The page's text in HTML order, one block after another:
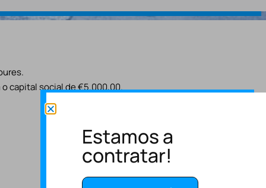
o capital social de €5.000,00.
Estamos a
contratar!